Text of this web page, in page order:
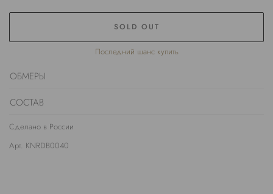
SOLD OUT
Последний шанс купить
ОБМЕРЫ
СОСТАВ
Сделано в России
Арт. KNRDB0040